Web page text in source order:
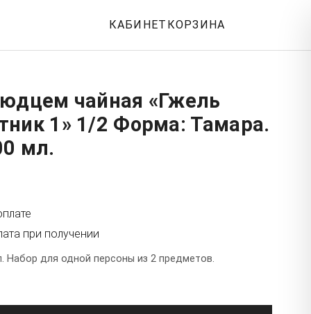
КАБИНЕТ КОРЗИНА
чайная «Гжель
1» 1/2 Форма: Тамара.
мл.
при получении
Набор для одной персоны из 2 предметов.